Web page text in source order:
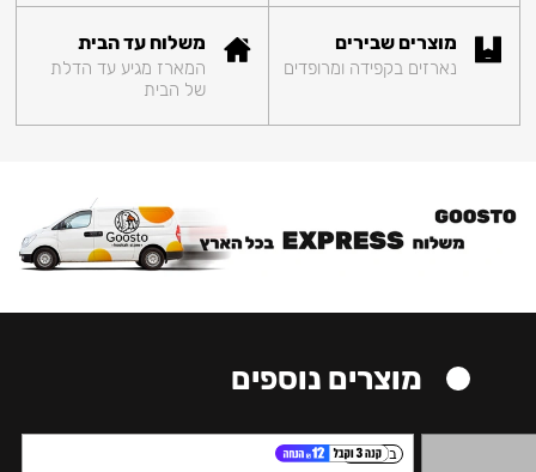
מוצרים שבירים
נארזים בקפידה ומרופדים
משלוח עד הבית
המארז מגיע עד הדלת
של הבית
מוצרים נוספים
בינוני